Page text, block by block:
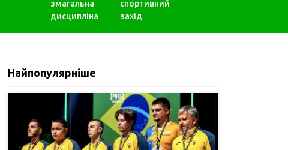
змагальна
дисципліна
спортивний
захід
Найпопулярніше